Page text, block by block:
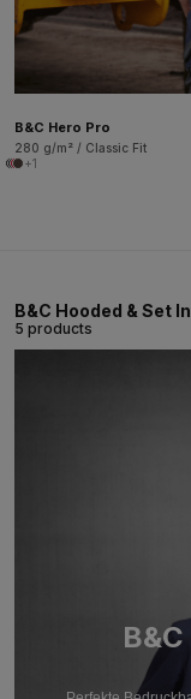
B&C Hero Pro
280 g/m² / Classic Fit
+1
B&C Hooded & Set In
5 products